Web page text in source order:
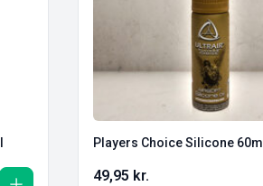
Players Choice Silicone 60ml
49,95 kr.